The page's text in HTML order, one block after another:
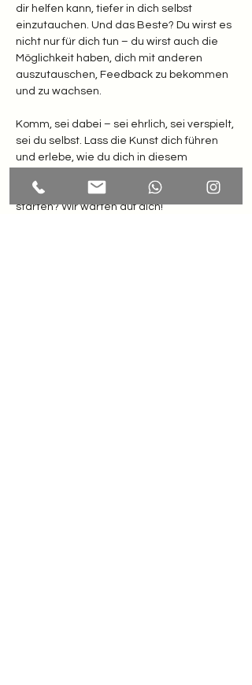
dir helfen kann, tiefer in dich selbst
einzutauchen. Und das Beste? Du wirst es
nicht nur für dich tun – du wirst auch die
Möglichkeit haben, dich mit anderen
auszutauschen, Feedback zu bekommen
und zu wachsen.
Komm, sei dabei – sei ehrlich, sei verspielt,
sei du selbst. Lass die Kunst dich führen
und erlebe, wie du dich in diesem
Bist du bereit, deine eigene Reise zu
starten? Wir warten auf dich!